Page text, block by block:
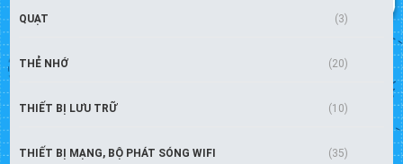
QUẠT (3)
THẺ NHỚ (20)
THIẾT BỊ LƯU TRỮ (10)
THIẾT BỊ MẠNG, BỘ PHÁT SÓNG WIFI (35)